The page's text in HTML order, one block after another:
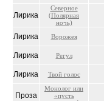
Лирика
Северное
(Полярная
ночь)
Лирика Ворожея
Лирика Регул
Лирика Твой голос
Проза
Монолог или
«пусть